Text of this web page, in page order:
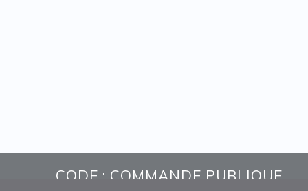
CODE : COMMANDE PUBLIQUE